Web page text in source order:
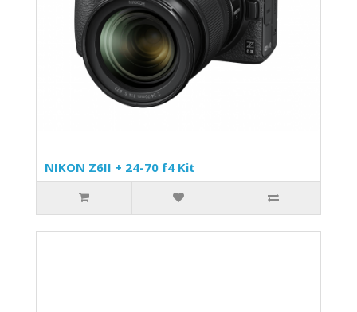
NIKON Z6II + 24-70 f4 Kit